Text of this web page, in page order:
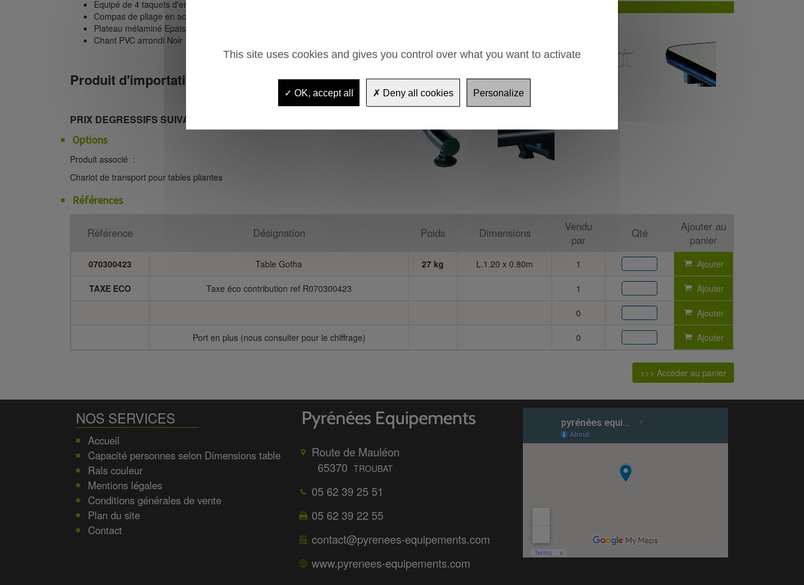
Equipé de 4 taquets d'empilage pour le rangement
Compas de pliage en acier
Plateau mélaminé Epaisseur 25mm Couleur ivoire
Chant PVC arrondi Noir
Produit d'importation
PRIX DEGRESSIFS SUIVANT QUANTITATIF
Options
Produit associé :
Chariot de transport pour tables pliantes
Références
Référence Désignation Poids Dimensions
Vendu
par
Qté
Ajouter au
panier
070300423 Table Gotha 27 kg L.1.20 x 0.80m 1 Ajouter
TAXE ECO Taxe éco contribution ref R070300423 1 Ajouter
0 Ajouter
Port en plus (nous consulter pour le chiffrage) 0 Ajouter
>>> Accéder au panier
Route de Mauléon
65370 TROUBAT
05 62 39 25 51
05 62 39 22 55
contact@pyrenees-equipements.com
www.pyrenees-equipements.com
NOS SERVICES
Accueil
Capacité personnes selon Dimensions table
Rals couleur
Mentions légales
Conditions générales de vente
Plan du site
Contact
This site uses cookies and gives you control over what you want to activate
OK, accept all Deny all cookies Personalize